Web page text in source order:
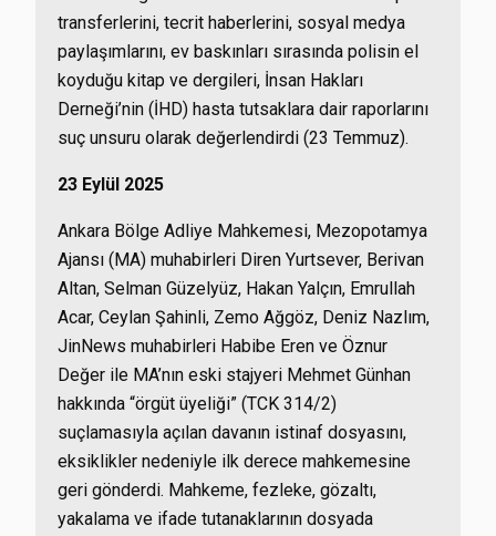
transferlerini, tecrit haberlerini, sosyal medya
paylaşımlarını, ev baskınları sırasında polisin el
koyduğu kitap ve dergileri, İnsan Hakları
Derneği’nin (İHD) hasta tutsaklara dair raporlarını
suç unsuru olarak değerlendirdi (23 Temmuz).
23 Eylül 2025
Ankara Bölge Adliye Mahkemesi, Mezopotamya
Ajansı (MA) muhabirleri Diren Yurtsever, Berivan
Altan, Selman Güzelyüz, Hakan Yalçın, Emrullah
Acar, Ceylan Şahinli, Zemo Ağgöz, Deniz Nazlım,
JinNews muhabirleri Habibe Eren ve Öznur
Değer ile MA’nın eski stajyeri Mehmet Günhan
hakkında “örgüt üyeliği” (TCK 314/2)
suçlamasıyla açılan davanın istinaf dosyasını,
eksiklikler nedeniyle ilk derece mahkemesine
geri gönderdi. Mahkeme, fezleke, gözaltı,
yakalama ve ifade tutanaklarının dosyada